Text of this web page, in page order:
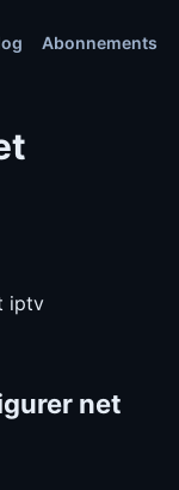
Abonnements
net